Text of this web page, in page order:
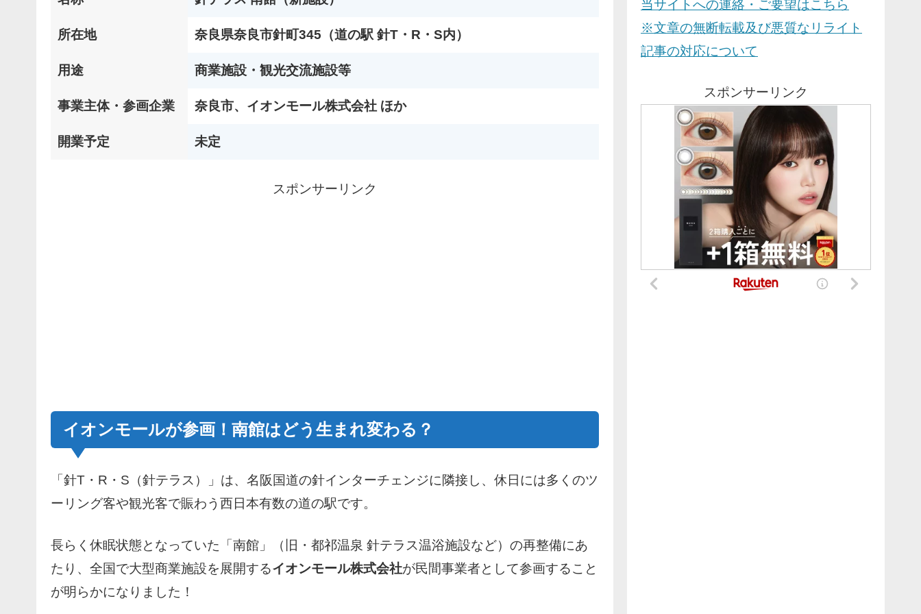
所在地 奈良県奈良市針町345（道の駅 針T・R・S内）
用途 商業施設・観光交流施設等
事業主体・参画企業 奈良市、イオンモール株式会社 ほか
開業予定 未定
スポンサーリンク
イオンモールが参画！南館はどう生まれ変わる？
「針T・R・S（針テラス）」は、名阪国道の針インターチェンジに隣接し、休日には多くのツ
ーリング客や観光客で賑わう西日本有数の道の駅です。
長らく休眠状態となっていた「南館」（旧・都祁温泉 針テラス温浴施設など）の再整備にあ
たり、全国で大型商業施設を展開するイオンモール株式会社が民間事業者として参画すること
が明らかになりました！
当サイトへの連絡・ご要望はこちら
※文章の無断転載及び悪質なリライト
記事の対応について
スポンサーリンク